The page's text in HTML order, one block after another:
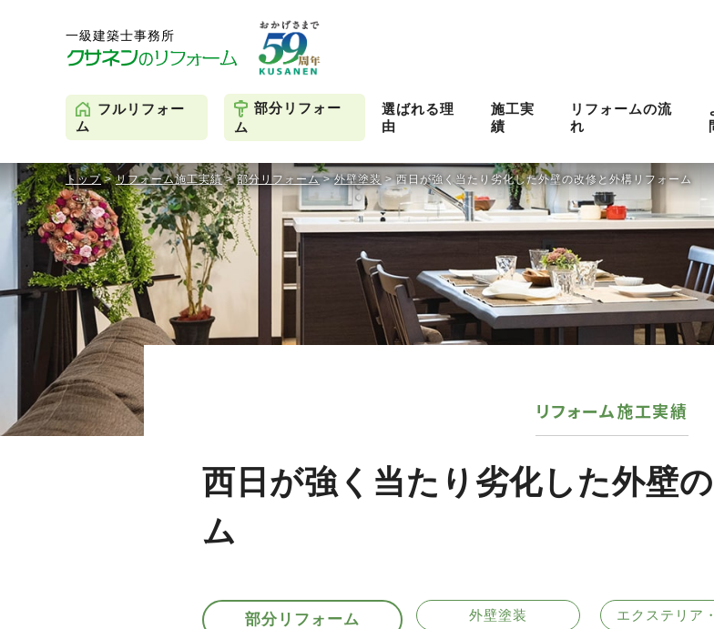
フルリフォー
ム
部分リフォー
ム
選ばれる理
由
施工実
績
リフォームの流
れ
トップ>リフォーム施工実績>部分リフォーム>外壁塗装 >西日が強く当たり劣化した外壁の改修と外構リフォーム
リフォーム施工実績
西日が強く当たり劣化した外壁
ム
部分リフォーム 外壁塗装 エクステリア